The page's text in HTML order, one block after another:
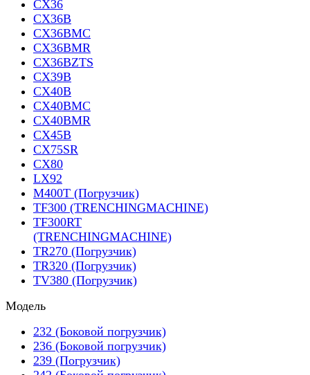
CX36
CX36B
CX36BMC
CX36BMR
CX36BZTS
CX39B
CX40B
CX40BMC
CX40BMR
CX45B
CX75SR
CX80
LX92
M400T (Погрузчик)
TF300 (TRENCHINGMACHINE)
TF300RT
(TRENCHINGMACHINE)
TR270 (Погрузчик)
TR320 (Погрузчик)
TV380 (Погрузчик)
Модель
232 (Боковой погрузчик)
236 (Боковой погрузчик)
239 (Погрузчик)